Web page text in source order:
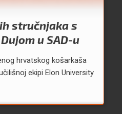
stručnjaka s
u SAD-u
hrvatskog košarkaša
ekipi Elon University